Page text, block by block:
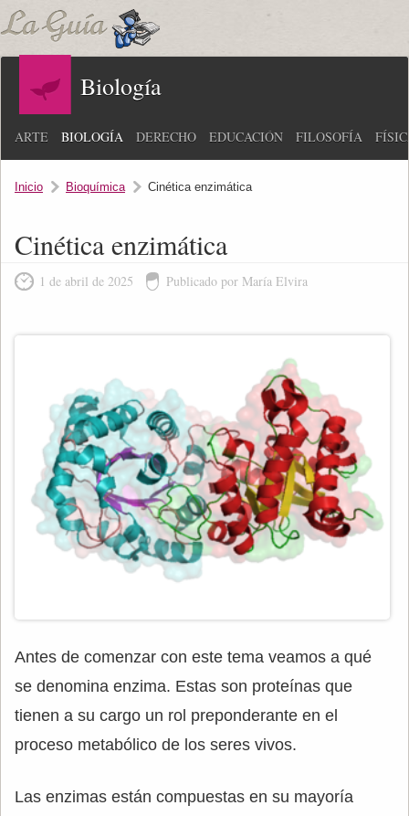
Biología
ARTE BIOLOGÍA DERECHO EDUCACIÓN FILOSOFÍA
Inicio Bioquímica Cinética enzimática
Cinética enzimática
1 de abril de 2025 Publicado por María Elvira
Antes de comenzar con este tema veamos a qué
se denomina enzima. Estas son proteínas que
tienen a su cargo un rol preponderante en el
proceso metabólico de los seres vivos.
Las enzimas están compuestas en su mayoría